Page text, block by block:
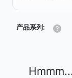
产品系列: